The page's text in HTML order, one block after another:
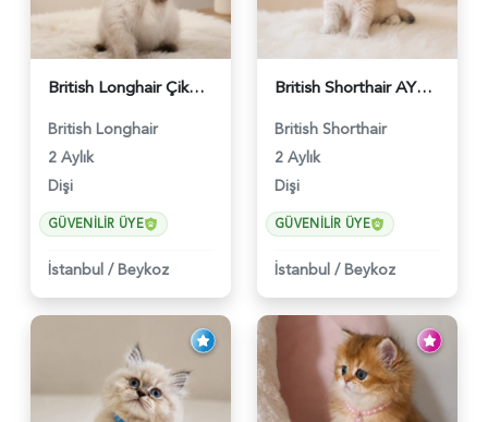
British Longhair Çikolatalı Sütlü Dişi Yavrumuz - 6347
British Longhair
2 Aylık
Dişi
GÜVENILIR ÜYE
İstanbul / Beykoz
British Shorthair AY12 Güzel Kızımız - 6349
British Shorthair
2 Aylık
Dişi
GÜVENILIR ÜYE
İstanbul / Beykoz